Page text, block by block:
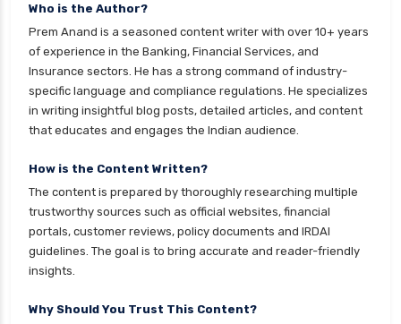
personal loan eligibility idfc
personal loan eligibility incred
personal loan eligibility indusind bank
personal loan eligibility kotak
personal loan eligibility shriram
personal loan eligibility tata capital
personal loan eligibility yes bank
personal loan for ca
personal loan for defence personnel
personal loan for home renovation
Who is the Author?
Prem Anand is a seasoned content writer with over 10+ years
of experience in the Banking, Financial Services, and
Insurance sectors. He has a strong command of industry-
specific language and compliance regulations. He specializes
in writing insightful blog posts, detailed articles, and content
that educates and engages the Indian audience.
How is the Content Written?
The content is prepared by thoroughly researching multiple
trustworthy sources such as official websites, financial
portals, customer reviews, policy documents and IRDAI
guidelines. The goal is to bring accurate and reader-friendly
insights.
Why Should You Trust This Content?